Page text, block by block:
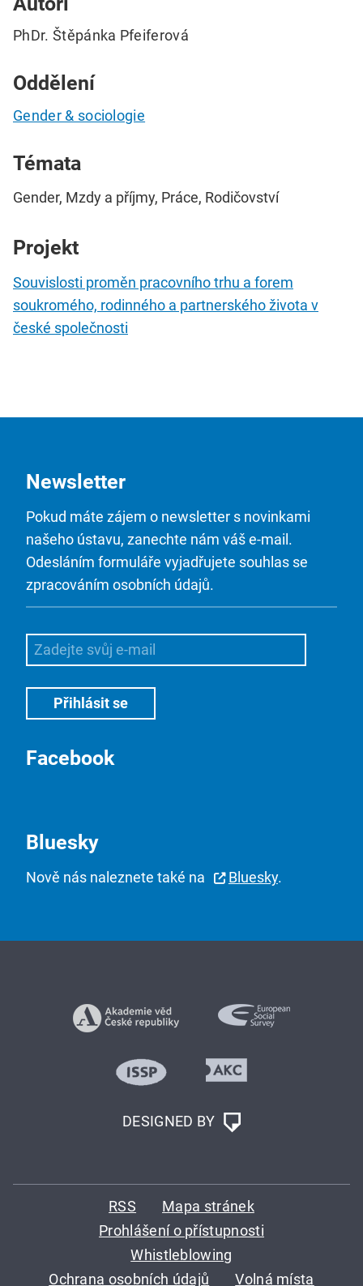
PhDr. Štěpánka Pfeiferová
Oddělení
Gender & sociologie
Témata
Gender, Mzdy a příjmy, Práce, Rodičovství
Projekt
Souvislosti proměn pracovního trhu a forem
soukromého, rodinného a partnerského života v
české společnosti
Newsletter
Pokud máte zájem o newsletter s novinkami
našeho ústavu, zanechte nám váš e-mail.
Odesláním formuláře vyjadřujete souhlas se
zpracováním osobních údajů.
Facebook
Bluesky
Nově nás naleznete také na Bluesky.
DESIGNED BY
RSS
Mapa stránek
Prohlášení o přístupnosti
Whistleblowing
Ochrana osobních údajů
Volná místa